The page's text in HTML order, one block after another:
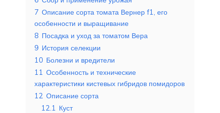
7 Описание сорта томата Вернер f1, его
особенности и выращивание
8 Посадка и уход за томатом Вера
9 История селекции
10 Болезни и вредители
11 Особенность и технические
характеристики кистевых гибридов помидоров
12 Описание сорта
12.1 Куст